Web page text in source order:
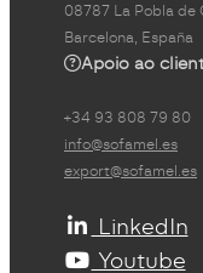
08787 La Pobla de
Barcelona, España
Apoio ao
+34 93 808 79 80
info@sofamel.es
export@sofamel.es
LinkedIn
Youtube